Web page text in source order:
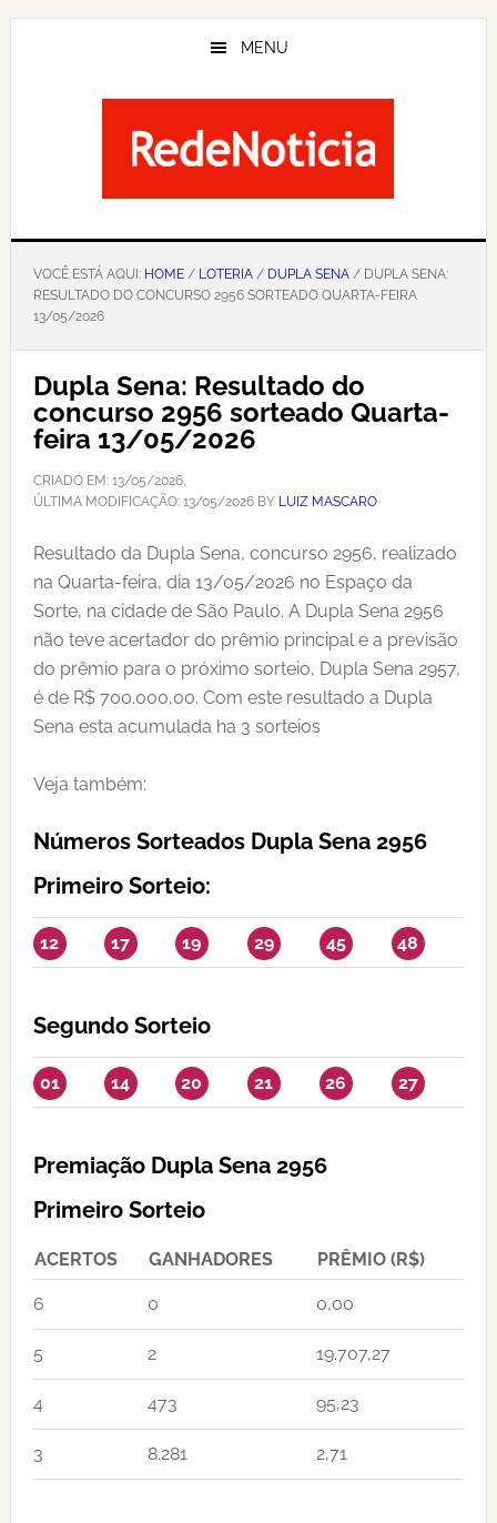
Skip
MENU
VOCÊ ESTÁ AQUI: HOME/ LOTERIA/ DUPLA SENA/ DUPLA SENA:
RESULTADO DO CONCURSO 2956 SORTEADO QUARTA-FEIRA
13/05/2026
Dupla Sena: Resultado do
concurso 2956 sorteado Quarta-
feira 13/05/2026
CRIADO EM: 13/05/2026,
ÚLTIMA MODIFICAÇÃO: 13/05/2026BY LUIZ MASCARO
Resultado da Dupla Sena, concurso 2956, realizado
na Quarta-feira, dia 13/05/2026 no Espaço da
Sorte, na cidade de São Paulo. A Dupla Sena 2956
não teve acertador do prêmio principal e a previsão
do prêmio para o próximo sorteio, Dupla Sena 2957,
é de R$ 700.000,00. Com este resultado a Dupla
Sena esta acumulada ha 3 sorteios
Veja também:
Números Sorteados Dupla Sena 2956
Primeiro Sorteio:
12 17 19 29 45 48
Segundo Sorteio
01 14 20 21 26 27
Premiação Dupla Sena 2956
Primeiro Sorteio
ACERTOS GANHADORES PRÊMIO (R$)
6 0 0,00
5 2 19.707,27
4 473 95,23
3 8.281 2,71